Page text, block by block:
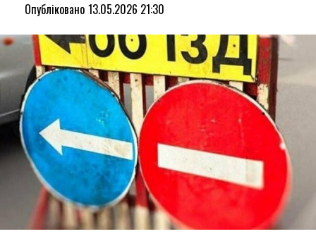
Опубліковано 13.05.2026 21:30